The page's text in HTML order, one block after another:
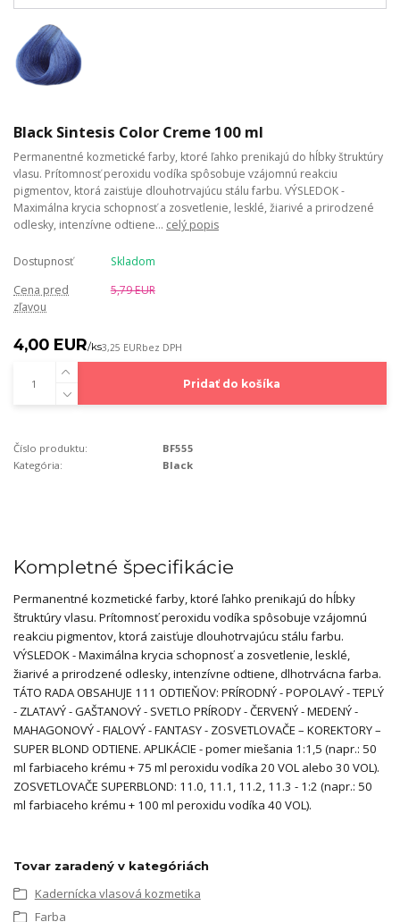
Black Sintesis Color Creme 100 ml
Permanentné kozmetické farby, ktoré ľahko prenikajú do hĺbky štruktúry
vlasu. Prítomnosť peroxidu vodíka spôsobuje vzájomnú reakciu
pigmentov, ktorá zaisťuje dlouhotrvajúcu stálu farbu. VÝSLEDOK -
Maximálna krycia schopnosť a zosvetlenie, lesklé, žiarivé a prirodzené
odlesky, intenzívne odtiene... celý popis
Dostupnosť
Skladom
Cena pred
zľavou
5,79 EUR
4,00 EUR/ks3,25 EURbez DPH
Pridať do košíka
Číslo produktu:
BF555
Kategória:
Black
Kompletné špecifikácie
Permanentné kozmetické farby, ktoré ľahko prenikajú do hĺbky
štruktúry vlasu. Prítomnosť peroxidu vodíka spôsobuje vzájomnú
reakciu pigmentov, ktorá zaisťuje dlouhotrvajúcu stálu farbu.
VÝSLEDOK - Maximálna krycia schopnosť a zosvetlenie, lesklé,
žiarivé a prirodzené odlesky, intenzívne odtiene, dlhotrvácna farba.
TÁTO RADA OBSAHUJE 111 ODTIEŇOV: PRÍRODNÝ - POPOLAVÝ - TEPLÝ
- ZLATAVÝ - GAŠTANOVÝ - SVETLO PRÍRODY - ČERVENÝ - MEDENÝ -
MAHAGONOVÝ - FIALOVÝ - FANTASY - ZOSVETLOVAČE – KOREKTORY –
SUPER BLOND ODTIENE. APLIKÁCIE - pomer miešania 1:1,5 (napr.: 50
ml farbiaceho krému + 75 ml peroxidu vodíka 20 VOL alebo 30 VOL).
ZOSVETLOVAČE SUPERBLOND: 11.0, 11.1, 11.2, 11.3 - 1:2 (napr.: 50
ml farbiaceho krému + 100 ml peroxidu vodíka 40 VOL).
Tovar zaradený v kategóriách
Kadernícka vlasová kozmetika
Farba